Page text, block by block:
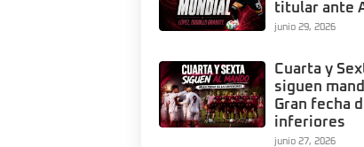
titular ante
junio 29, 2026
Cuarta y
siguen
Gran fecha
inferiores
junio 27, 2026